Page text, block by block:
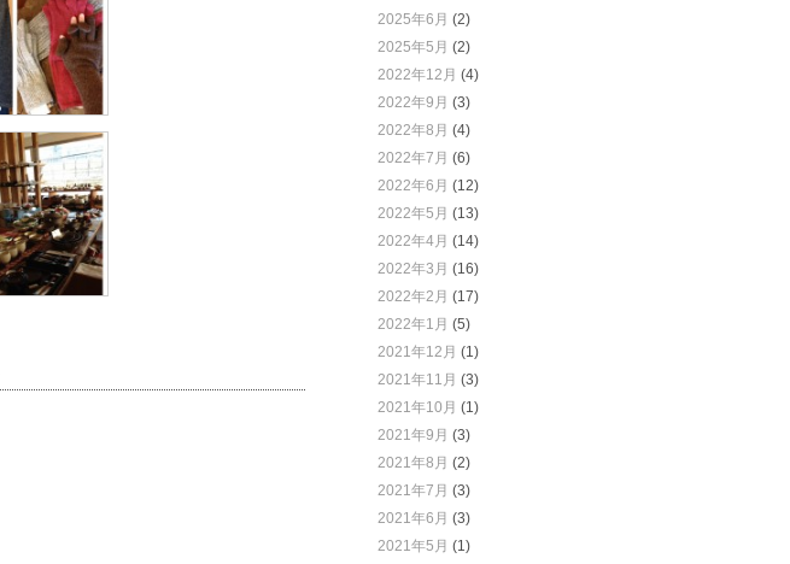
2025年6月 (2)
2025年5月 (2)
2022年12月 (4)
2022年9月 (3)
2022年8月 (4)
2022年7月 (6)
2022年6月 (12)
2022年5月 (13)
2022年4月 (14)
2022年3月 (16)
2022年2月 (17)
2022年1月 (5)
2021年12月 (1)
2021年11月 (3)
2021年10月 (1)
2021年9月 (3)
2021年8月 (2)
2021年7月 (3)
2021年6月 (3)
2021年5月 (1)